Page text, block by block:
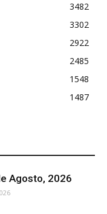
3482
3302
2922
2485
1548
1487
Agosto, 2026